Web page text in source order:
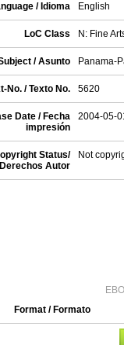
/ Idioma English
LoC Class N: Fine
/ Asunto Panama-
No. / Texto No. 5620
Date / Fecha
impresión
2004-05-
Status/
Derechos Autor
Not
Format / Formato